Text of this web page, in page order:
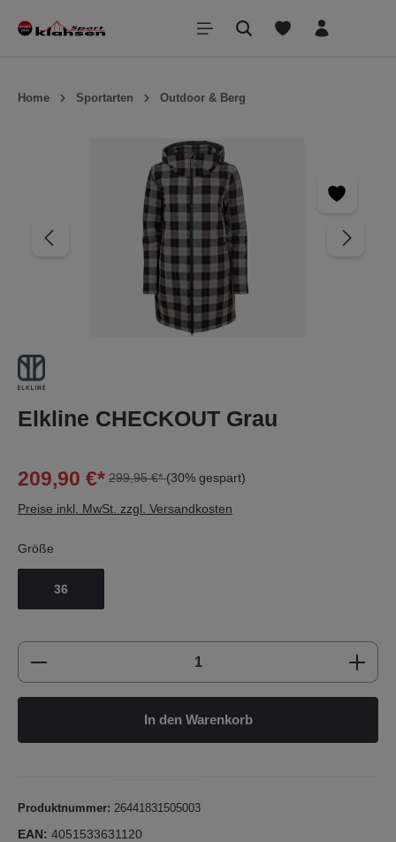
springen
Home Sportarten Outdoor & Berg
Elkline CHECKOUT Grau
209,90 €* 299,95 €*(30% gespart)
Preise inkl. MwSt. zzgl. Versandkosten
Größe
36
Produkt Anzahl: Gib den gewünschten
In den Warenkorb
Produktnummer: 26441831505003
EAN: 4051533631120